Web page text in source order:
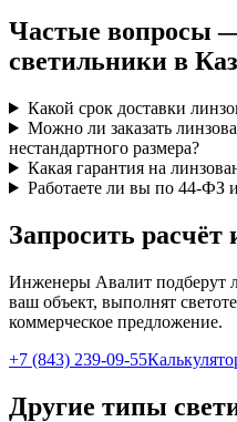
Частые вопросы
светильники в
Какой срок доставки
Можно ли заказать
нестандартного размера?
Какая гарантия на
Работаете ли вы по 44-ФЗ
Запросить
Инженеры Авалит подберут
ваш объект, выполнят
коммерческое предложение.
+7 (843) 239-09-55
Другие типы